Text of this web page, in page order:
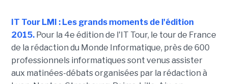
IT Tour LMI : Les grands moments de l'édition
2015.Pour la 4e édition de l'IT Tour, le tour de France
de la rédaction du Monde Informatique, près de 600
professionnels informatiques sont venus assister
aux matinées-débats organisées par la rédaction à